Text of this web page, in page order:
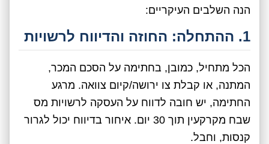
הנה השלבים העיקריים:
1. ההתחלה: החוזה והדיווח לרשויות
הכל מתחיל, כמובן, בחתימה על הסכם המכר,
המתנה, או קבלת צו ירושה/קיום צוואה. מרגע
החתימה, יש חובה לדווח על העסקה לרשויות מס
שבח מקרקעין תוך 30 יום. איחור בדיווח יכול לגרור
קנסות, וחבל.